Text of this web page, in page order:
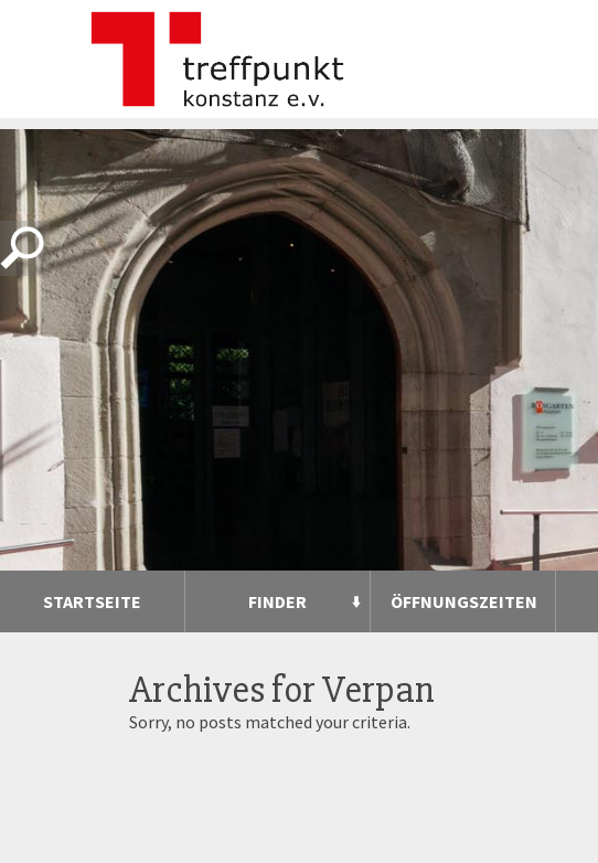
STARTSEITE FINDER ÖFFNUNGSZEITEN
Archives forVerpan
Sorry, no posts matched your criteria.